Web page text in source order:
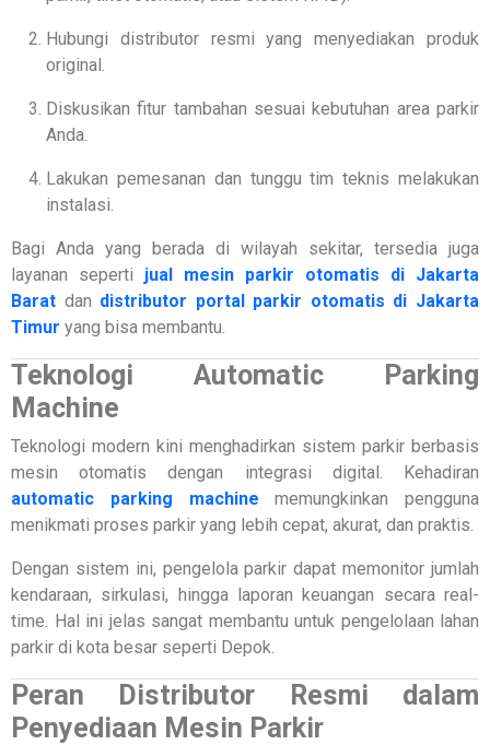
Hubungi distributor resmi yang menyediakan produk
original.
Diskusikan fitur tambahan sesuai kebutuhan area parkir
Anda.
Lakukan pemesanan dan tunggu tim teknis melakukan
instalasi.
Bagi Anda yang berada di wilayah sekitar, tersedia juga
layanan seperti jual mesin parkir otomatis di Jakarta
Barat dan distributor portal parkir otomatis di Jakarta
Timur yang bisa membantu.
Teknologi Automatic Parking
Machine
Teknologi modern kini menghadirkan sistem parkir berbasis
mesin otomatis dengan integrasi digital. Kehadiran
automatic parking machine memungkinkan pengguna
menikmati proses parkir yang lebih cepat, akurat, dan praktis.
Dengan sistem ini, pengelola parkir dapat memonitor jumlah
kendaraan, sirkulasi, hingga laporan keuangan secara real-
time. Hal ini jelas sangat membantu untuk pengelolaan lahan
parkir di kota besar seperti Depok.
Peran Distributor Resmi dalam
Penyediaan Mesin Parkir